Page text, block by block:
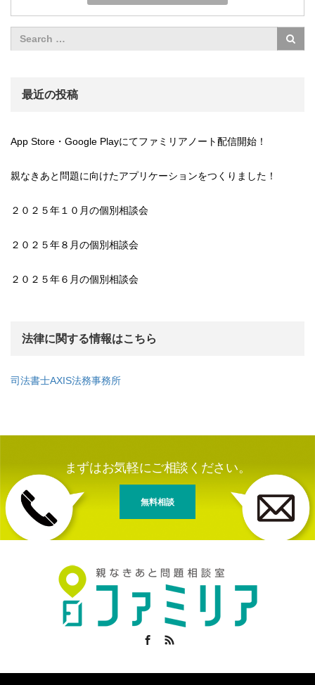
最近の投稿
App Store・Google Playにてファミリアノート配信開始！
親なきあと問題に向けたアプリケーションをつくりました！
２０２５年１０月の個別相談会
２０２５年８月の個別相談会
２０２５年６月の個別相談会
法律に関する情報はこちら
司法書士AXIS法務事務所
まずはお気軽にご相談ください。
無料相談
Facebook